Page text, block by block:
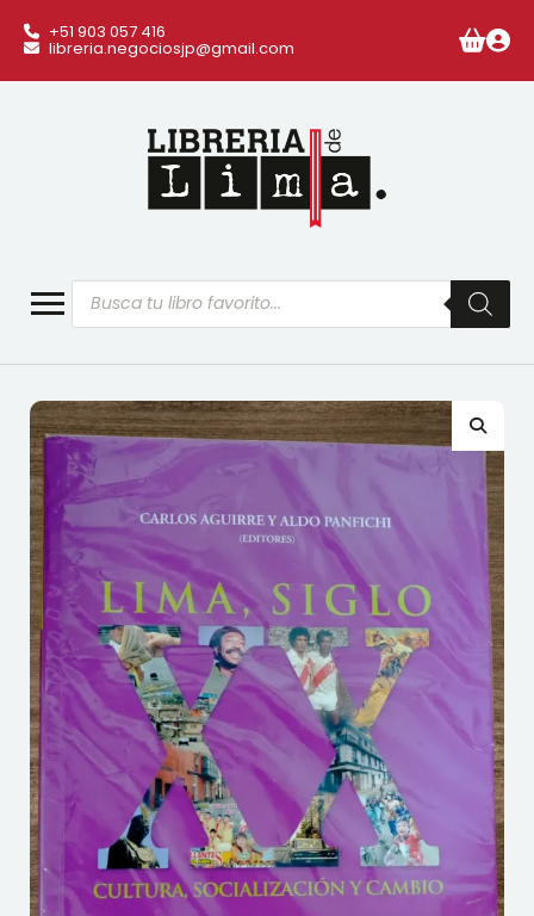
+51 903 057 416
libreria.negociosjp@gmail.com
Búsqueda
de
productos
🔍